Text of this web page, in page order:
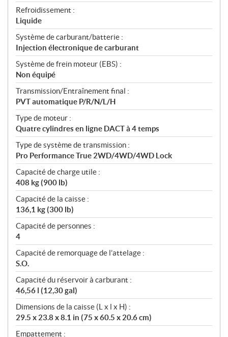
Refroidissement :
Liquide
Système de carburant/batterie :
Injection électronique de carburant
Système de frein moteur (EBS) :
Non équipé
Transmission/Entraînement final :
PVT automatique P/R/N/L/H
Type de moteur :
Quatre cylindres en ligne DACT à 4 temps
Type de système de transmission :
Pro Performance True 2WD/4WD/4WD Lock
Capacité de charge utile :
408 kg (900 lb)
Capacité de la caisse :
136,1 kg (300 lb)
Capacité de personnes :
4
Capacité de remorquage de l’attelage :
S.O.
Capacité du réservoir à carburant :
46,56 l (12,30 gal)
Dimensions de la caisse (L x l x H) :
29.5 x 23.8 x 8.1 in (75 x 60.5 x 20.6 cm)
Empattement :